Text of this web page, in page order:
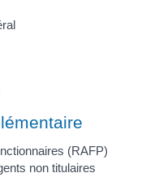
(RAFP)
non titulaires